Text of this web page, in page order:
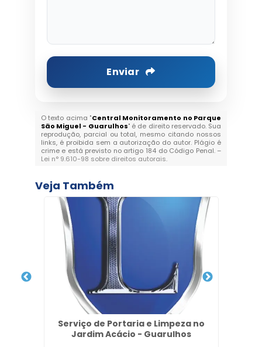
Enviar
O texto acima "Central Monitoramento no Parque
São Miguel - Guarulhos" é de direito reservado. Sua
reprodução, parcial ou total, mesmo citando nossos
links, é proibida sem a autorização do autor. Plágio é
crime e está previsto no artigo 184 do Código Penal. –
Lei n° 9.610-98 sobre direitos autorais.
Veja Também
Serviço de Portaria e Limpeza no
Jardim Acácio - Guarulhos